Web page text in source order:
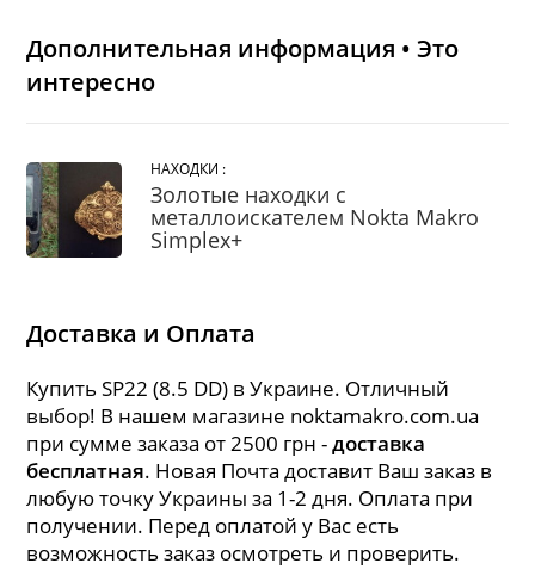
Дополнительная информация • Это
интересно
НАХОДКИ :
Золотые находки с
металлоискателем Nokta Makro
Simplex+
Доставка и Оплата
Купить SP22 (8.5 DD) в Украине. Отличный
выбор! В нашем магазине noktamakro.com.ua
при сумме заказа от 2500 грн -доставка
бесплатная. Новая Почта доставит Ваш заказ в
любую точку Украины за 1-2 дня. Оплата при
получении. Перед оплатой у Вас есть
возможность заказ осмотреть и проверить.